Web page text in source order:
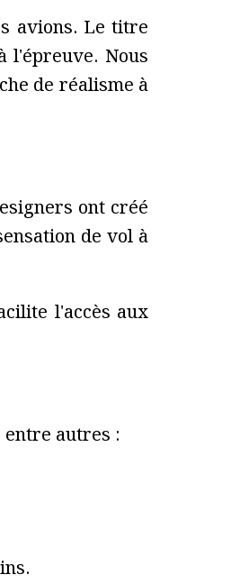
avions. Le titre
l'épreuve. Nous
de réalisme à
ont créé
de vol à
l'accès aux
autres :